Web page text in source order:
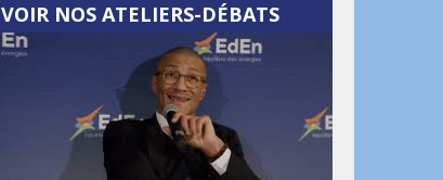
VOIR NOS ATELIERS-DÉBATS